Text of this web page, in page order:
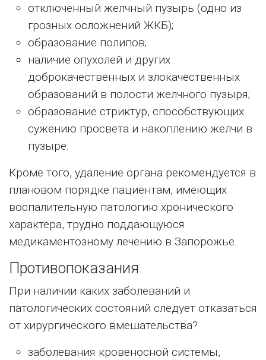
отключенный желчный пузырь (одно из
грозных осложнений ЖКБ);
образование полипов;
наличие опухолей и других
доброкачественных и злокачественных
образований в полости желчного пузыря;
образование стриктур, способствующих
сужению просвета и накоплению желчи в
пузыре.
Кроме того, удаление органа рекомендуется в
плановом порядке пациентам, имеющих
воспалительную патологию хронического
характера, трудно поддающуюся
медикаментозному лечению в Запорожье.
Противопоказания
При наличии каких заболеваний и
патологических состояний следует отказаться
от хирургического вмешательства?
заболевания кровеносной системы,